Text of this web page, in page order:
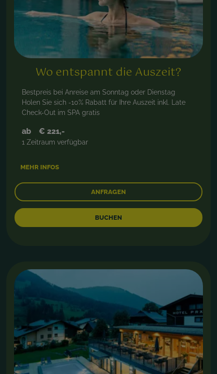
Wo entspannt die Auszeit?
Bestpreis bei Anreise am Sonntag oder Dienstag
Holen Sie sich -10% Rabatt für Ihre Auszeit inkl. Late
Check-Out im SPA gratis
ab € 221,-
1 Zeitraum verfügbar
MEHR INFOS
ANFRAGEN
BUCHEN